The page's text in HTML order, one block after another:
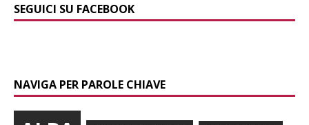
SEGUICI SU FACEBOOK
NAVIGA PER PAROLE CHIAVE